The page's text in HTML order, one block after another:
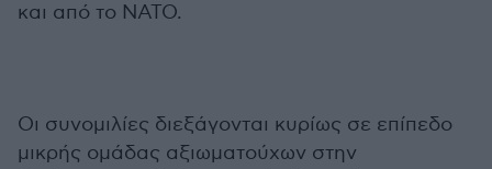
και από το ΝΑΤΟ.
Οι συνομιλίες διεξάγονται κυρίως σε επίπεδο
μικρής ομάδας αξιωματούχων στην